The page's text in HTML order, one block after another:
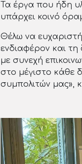
Τα έργα που ήδη
υπάρχει κοινό
Θέλω να
ενδιαφέρον και τη
με συνεχή
στο μέγιστο κάθε
συμπολιτών μας»,